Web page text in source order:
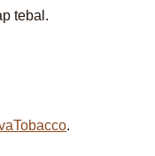
tebal.
.